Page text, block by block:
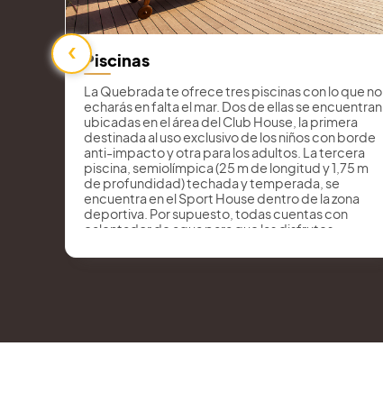
Piscinas
La Quebrada te ofrece tres piscinas con lo que no
echarás en falta el mar. Dos de ellas se encuentran
ubicadas en el área del Club House, la primera
destinada al uso exclusivo de los niños con borde
anti-impacto y otra para los adultos. La tercera
piscina, semiolímpica (25 m de longitud y 1,75 m
de profundidad) techada y temperada, se
encuentra en el Sport House dentro de la zona
deportiva. Por supuesto, todas cuentas con
calentador de agua para que las disfrutes
‹